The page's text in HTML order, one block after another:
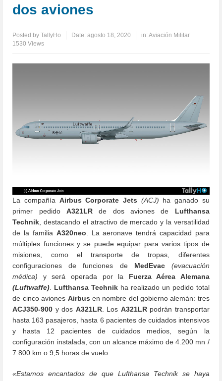
dos aviones
Posted byTallyHo Date:agosto 18, 2020 in:Aviación Militar
1530 Views
La compañía Airbus Corporate Jets (ACJ) ha ganado su
primer pedidoA321LR de dos aviones de Lufthansa
Technik , destacando el atractivo de mercado y la versatilidad
de la familia A320neo . La aeronave tendrá capacidad para
múltiples funciones y se puede equipar para varios tipos de
misiones, como el transporte de tropas, diferentes
configuraciones de funciones de MedEvac
(evacuación
médica) y será operada por la Fuerza Aérea Alemana
(Luftwaffe)
Lufthansa Technik ha realizado un pedido total
de cinco aviones Airbus en nombre del gobierno alemán: tres
ACJ350-900 y dos A321LR. Los A321LRpodrán transportar
hasta 163 pasajeros, hasta 6 pacientes de cuidados intensivos
y hasta 12 pacientes de cuidados medios, según la
configuración instalada, con un alcance máximo de 4.200 mn /
7.800 km o 9,5 horas de vuelo.
«Estamos encantados de que Lufthansa Technik se haya